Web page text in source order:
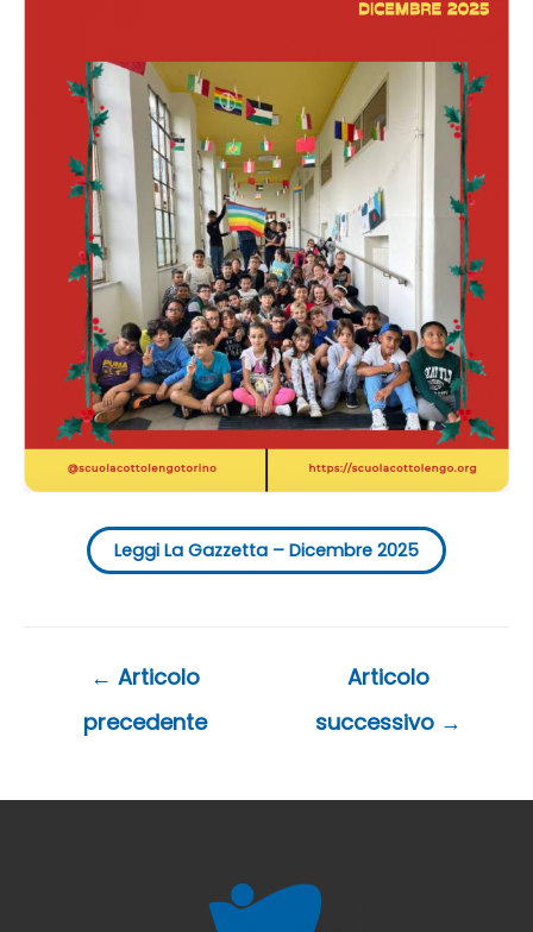
Leggi La Gazzetta – Dicembre 2025
Navigazione
← Articolo
precedente
Articolo
successivo →